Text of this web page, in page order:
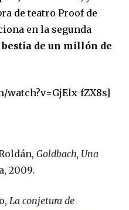
de teatro Proof de
en la segunda
de un millón de
watch?v=GjElx-fZX8s]
Goldbach, Una
2009.
La conjetura de